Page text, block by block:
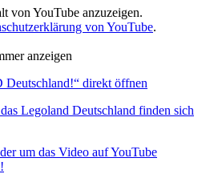
von YouTube anzuzeigen.
von YouTube.
anzeigen
direkt öffnen
Legoland Deutschland finden sich
um das Video auf YouTube